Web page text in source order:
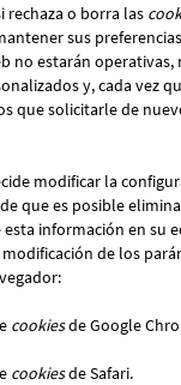
rechaza o borra las
sus
no estarán
y, cada vez
que solicitarle de
modificar la
que es posible
información en su
de los
cookiesde Google
cookiesde Safari.